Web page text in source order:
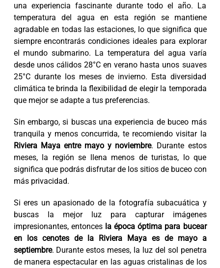
una experiencia fascinante durante todo el año. La
temperatura del agua en esta región se mantiene
agradable en todas las estaciones, lo que significa que
siempre encontrarás condiciones ideales para explorar
el mundo submarino. La temperatura del agua varía
desde unos cálidos 28°C en verano hasta unos suaves
25°C durante los meses de invierno. Esta diversidad
climática te brinda la flexibilidad de elegir la temporada
que mejor se adapte a tus preferencias.
Sin embargo, si buscas una experiencia de buceo más
tranquila y menos concurrida, te recomiendo visitar la
Riviera Maya entre mayo y noviembre. Durante estos
meses, la región se llena menos de turistas, lo que
significa que podrás disfrutar de los sitios de buceo con
más privacidad.
Si eres un apasionado de la fotografía subacuática y
buscas la mejor luz para capturar imágenes
impresionantes, entonces la época óptima para bucear
en los cenotes de la Riviera Maya es de mayo a
septiembre. Durante estos meses, la luz del sol penetra
de manera espectacular en las aguas cristalinas de los